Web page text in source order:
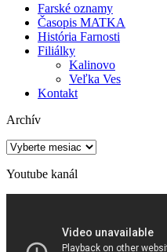
Farské oznamy
Časopis MATKA
História Farnosti
Filiálky
Kalinovo
Veľka Ves
Kontakt
Archív
Archív
Youtube kanál